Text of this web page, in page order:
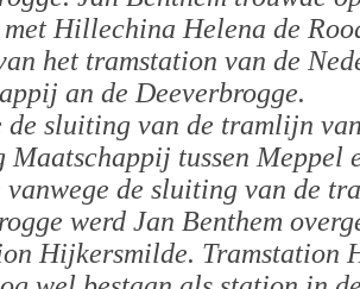
met Hillechina Helena de
het tramstation van de
an de Deeverbrogge.
de sluiting van de tramlijn
Maatschappij tussen
de sluiting van de
werd Jan Benthem
Hijkersmilde. Tramstation